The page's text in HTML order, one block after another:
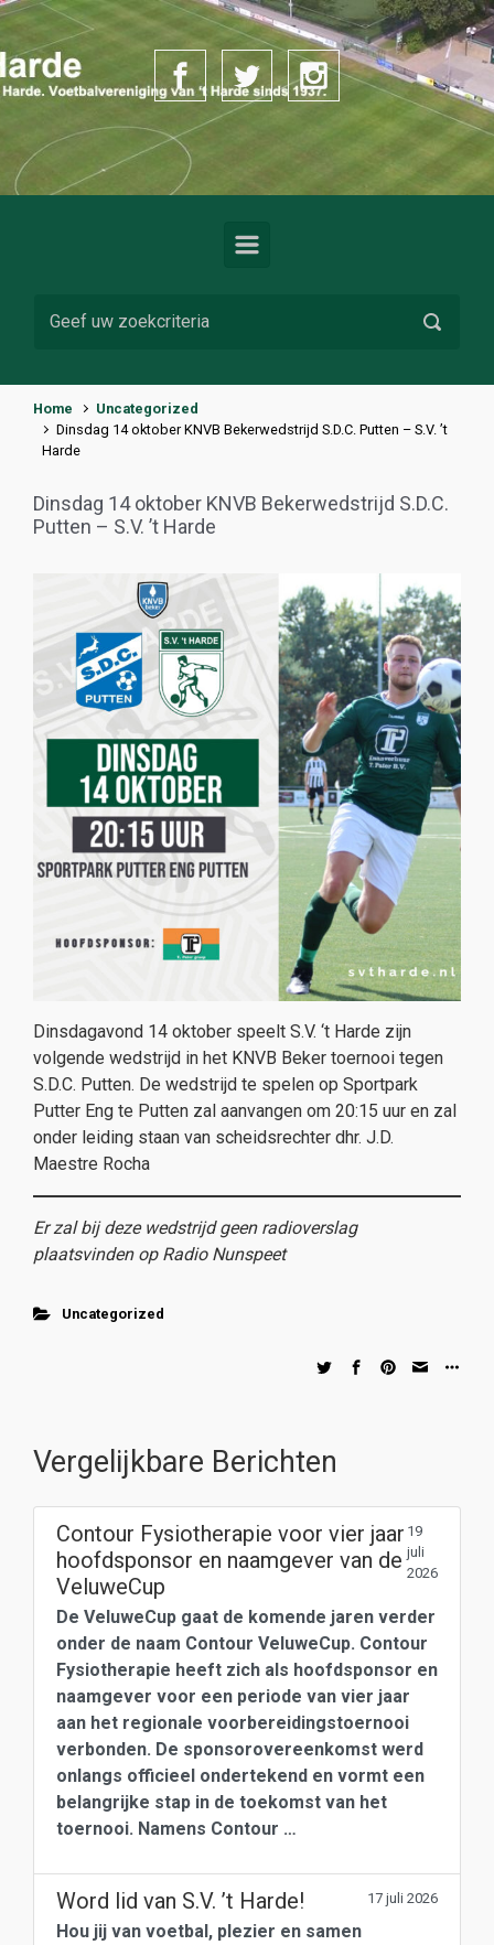
Spring naar de hoofdinhoud
Home
Uncategorized
Dinsdag 14 oktober KNVB Bekerwedstrijd S.D.C. Putten – S.V. ’t
Harde
Dinsdag 14 oktober KNVB Bekerwedstrijd S.D.C.
Putten – S.V. ’t Harde
Dinsdagavond 14 oktober speelt S.V. ‘t Harde zijn
volgende wedstrijd in het KNVB Beker toernooi tegen
S.D.C. Putten. De wedstrijd te spelen op Sportpark
Putter Eng te Putten zal aanvangen om 20:15 uur en zal
onder leiding staan van scheidsrechter dhr. J.D.
Maestre Rocha
Er zal bij deze wedstrijd geen radioverslag
plaatsvinden op Radio Nunspeet
Uncategorized
Vergelijkbare Berichten
Contour Fysiotherapie voor vier jaar
hoofdsponsor en naamgever van de
VeluweCup
19
juli
2026
De VeluweCup gaat de komende jaren verder
onder de naam Contour VeluweCup. Contour
Fysiotherapie heeft zich als hoofdsponsor en
naamgever voor een periode van vier jaar
aan het regionale voorbereidingstoernooi
verbonden. De sponsorovereenkomst werd
onlangs officieel ondertekend en vormt een
belangrijke stap in de toekomst van het
toernooi. Namens Contour …
Word lid van S.V. ’t Harde! 17 juli 2026
Hou jij van voetbal, plezier en samen